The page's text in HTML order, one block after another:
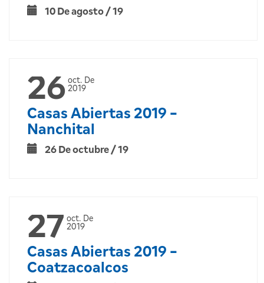
10 De agosto / 19
26 oct. De
2019
Casas Abiertas 2019 -
Nanchital
26 De octubre / 19
27 oct. De
2019
Casas Abiertas 2019 -
Coatzacoalcos